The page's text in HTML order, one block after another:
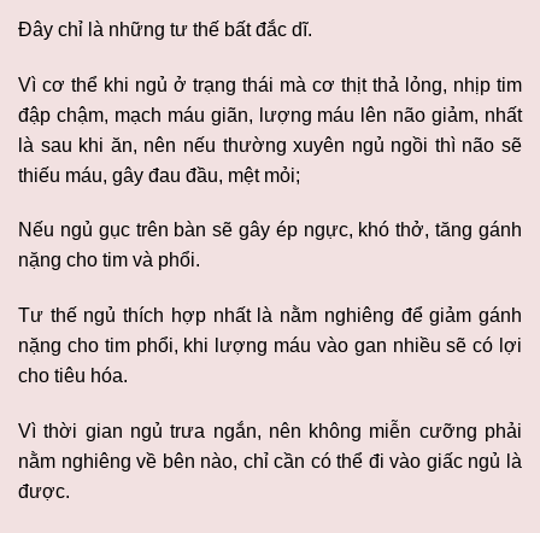
Đây chỉ là những tư thế bất đắc dĩ.
Vì cơ thể khi ngủ ở trạng thái mà cơ thịt thả lỏng, nhịp tim
đập chậm, mạch máu giãn, lượng máu lên não giảm, nhất
là sau khi ăn, nên nếu thường xuyên ngủ ngồi thì não sẽ
thiếu máu, gây đau đầu, mệt mỏi;
Nếu ngủ gục trên bàn sẽ gây ép ngực, khó thở, tăng gánh
nặng cho tim và phổi.
Tư thế ngủ thích hợp nhất là nằm nghiêng để giảm gánh
nặng cho tim phổi, khi lượng máu vào gan nhiều sẽ có lợi
cho tiêu hóa.
Vì thời gian ngủ trưa ngắn, nên không miễn cưỡng phải
nằm nghiêng về bên nào, chỉ cần có thể đi vào giấc ngủ là
được.